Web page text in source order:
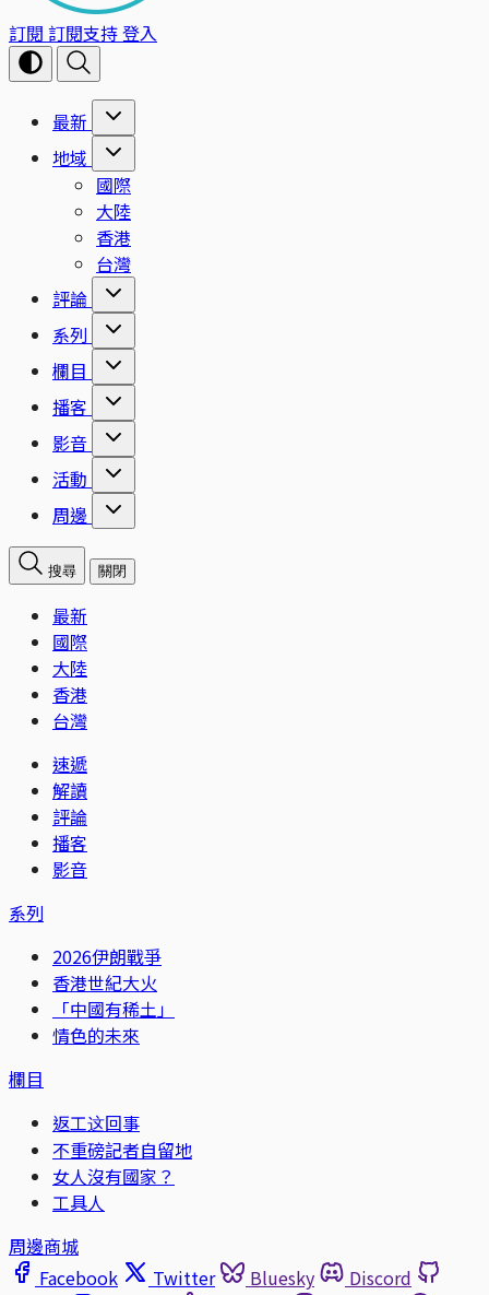
訂閱 訂閱支持登入
最新
地域
國際
大陸
香港
台灣
評論
系列
欄目
播客
影音
活動
周邊
搜尋 關閉
最新
國際
大陸
香港
台灣
速遞
解讀
評論
播客
影音
系列
2026伊朗戰爭
香港世紀大火
「中國有稀土」
情色的未來
欄目
返工这回事
不重磅記者自留地
女人沒有國家？
工具人
周邊商城
Facebook
Twitter Bluesky
Discord